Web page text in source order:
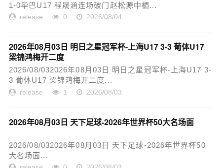
1-0毕巴U17 程晟涵连场破门赵松源中楣...
release 0 2026/08/04
2026年08月03日 明日之星冠军杯-上海U17 3-3 葡体U17
梁锦鸿梅开二度
2026/08/032026年08月03日 明日之星冠军杯-上海U17 3-
3 葡体U17 梁锦鸿梅开二度...
release 1 2026/08/03
2026年08月03日 天下足球-2026年世界杯50大名场面
2026/08/032026年08月03日 天下足球-2026年世界杯50
大名场面...